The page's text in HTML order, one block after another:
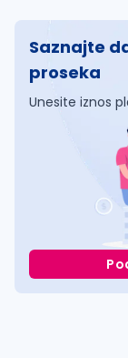
Saznajte
proseka
Unesite iznos